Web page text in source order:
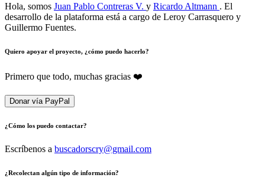
Hola, somos Juan Pablo Contreras V. y Ricardo Altmann . El
desarrollo de la plataforma está a cargo de Leroy Carrasquero y
Guillermo Fuentes.
Quiero apoyar el proyecto, ¿cómo puedo hacerlo?
Primero que todo, muchas gracias ❤️
Donar vía PayPal
¿Cómo los puedo contactar?
Escríbenos a buscadorscry@gmail.com
¿Recolectan algún tipo de información?